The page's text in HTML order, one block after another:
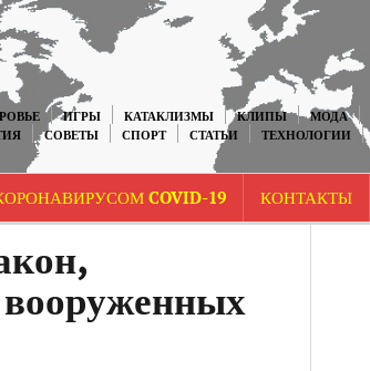
ИГРЫ КАТАКЛИЗМЫ КЛИПЫ МОДА
СОВЕТЫ СПОРТ СТАТЬИ ТЕХНОЛОГИИ
COVID-19 КОНТАКТЫ